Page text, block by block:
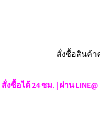
สั่งซื้อได้ 24 ซม. | ผ่าน LINE@